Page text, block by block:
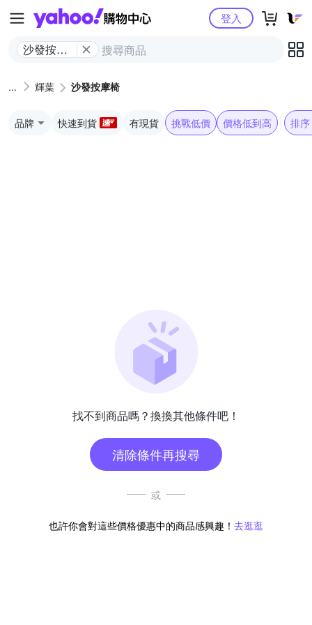
Yahoo購物中心
沙發按摩
登入
輝葉 沙發按摩椅
品牌 快速到貨 有現貨 挑戰低價 價格低到高 排序
找不到商品嗎？換換其他條件吧！
清除條件再搜尋
或
也許你會對這些價格優惠中的商品感興趣！ 去逛逛